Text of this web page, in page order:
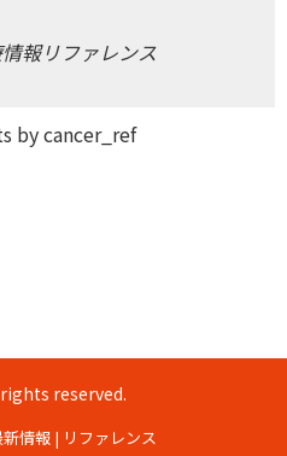
報リファレンス
by cancer_ref
reserved.
情報 | リファレンス